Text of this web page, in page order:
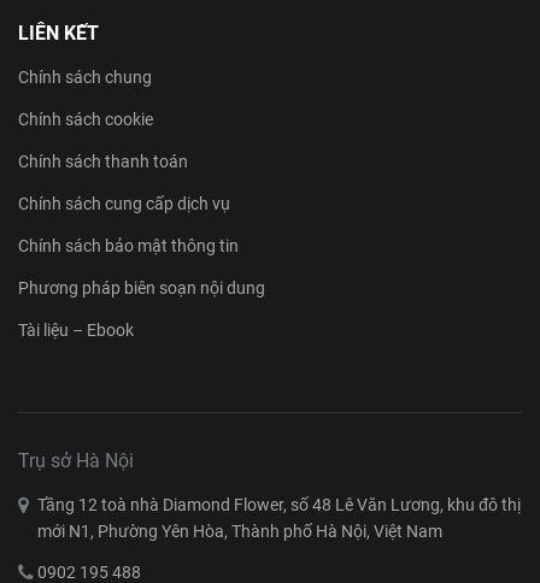
LIÊN KẾT
Chính sách chung
Chính sách cookie
Chính sách thanh toán
Chính sách cung cấp dịch vụ
Chính sách bảo mật thông tin
Phương pháp biên soạn nội dung
Tài liệu – Ebook
Trụ sở Hà Nội
Tầng 12 toà nhà Diamond Flower, số 48 Lê Văn Lương, khu đô thị
mới N1, Phường Yên Hòa, Thành phố Hà Nội, Việt Nam
0902 195 488